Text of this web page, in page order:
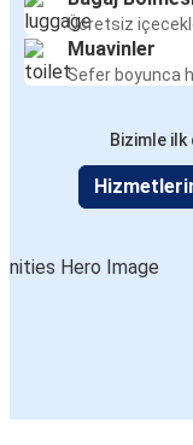
Ücretsiz
Muavinler
Sefer boyunca
Bizimle